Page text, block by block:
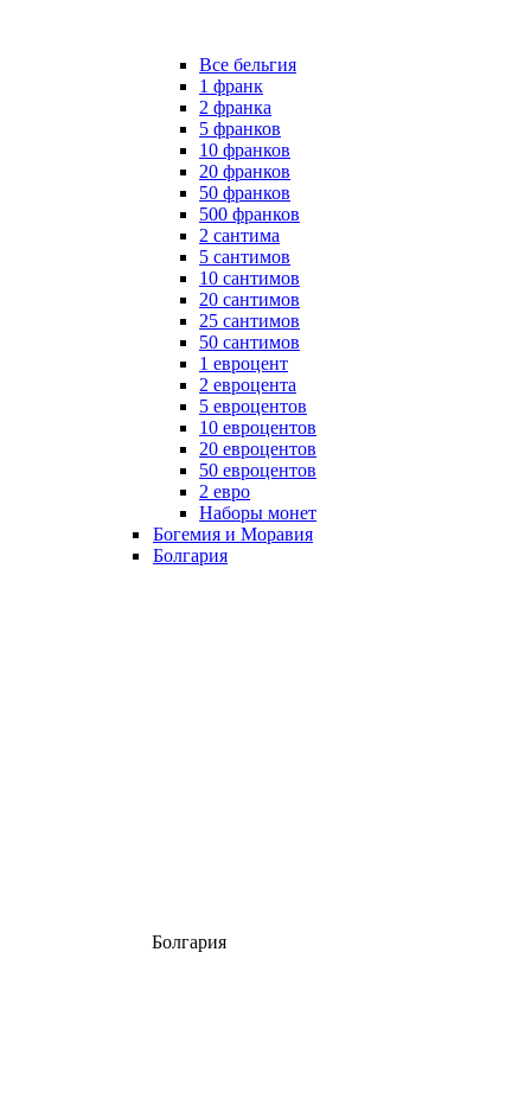
Все бельгия
1 франк
2 франка
5 франков
10 франков
20 франков
50 франков
500 франков
2 сантима
5 сантимов
10 сантимов
20 сантимов
25 сантимов
50 сантимов
1 евроцент
2 евроцента
5 евроцентов
10 евроцентов
20 евроцентов
50 евроцентов
2 евро
Наборы монет
Богемия и Моравия
Болгария
Болгария